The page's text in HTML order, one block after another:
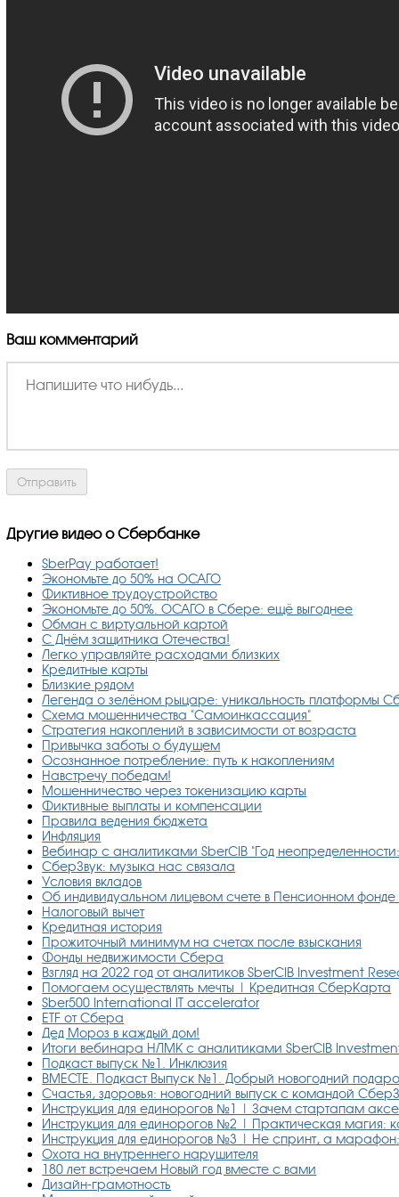
Ваш комментарий
Другие видео о Сбербанке
SberPay работает!
Экономьте до 50% на ОСАГО
Фиктивное трудоустройство
Экономьте до 50%. ОСАГО в Сбере: ещё выгоднее
Обман с виртуальной картой
С Днём защитника Отечества!
Легко управляйте расходами близких
Кредитные карты
Близкие рядом
Легенда о зелёном рыцаре: уникальность платформы
Схема мошенничества "Самоинкассация"
Стратегия накоплений в зависимости от возраста
Привычка заботы о будущем
Осознанное потребление: путь к накоплениям
Навстречу победам!
Мошенничество через токенизацию карты
Фиктивные выплаты и компенсации
Правила ведения бюджета
Инфляция
Вебинар с аналитиками SberCIB "Год
СберЗвук: музыка нас связала
Условия вкладов
Об индивидуальном лицевом счете в Пенсионном
Налоговый вычет
Кредитная история
Прожиточный минимум на счетах после взыскания
Фонды недвижимости Сбера
Взгляд на 2022 год от аналитиков SberCIB Investment
Помогаем осуществлять мечты | Кредитная СберКарта
Sber500 International IT accelerator
ETF от Сбера
Дед Мороз в каждый дом!
Итоги вебинара НЛМК с аналитиками SberCIB
Подкаст выпуск №1. Инклюзия
ВМЕСТЕ. Подкаст Выпуск №1. Добрый новогодний
Счастья, здоровья: новогодний выпуск с командой
Инструкция для единорогов №1 | Зачем стартапам
Инструкция для единорогов №2 | Практическая магия:
Инструкция для единорогов №3 | Не спринт, а марафон:
Охота на внутреннего нарушителя
180 лет встречаем Новый год вместе с вами
Дизайн-грамотность